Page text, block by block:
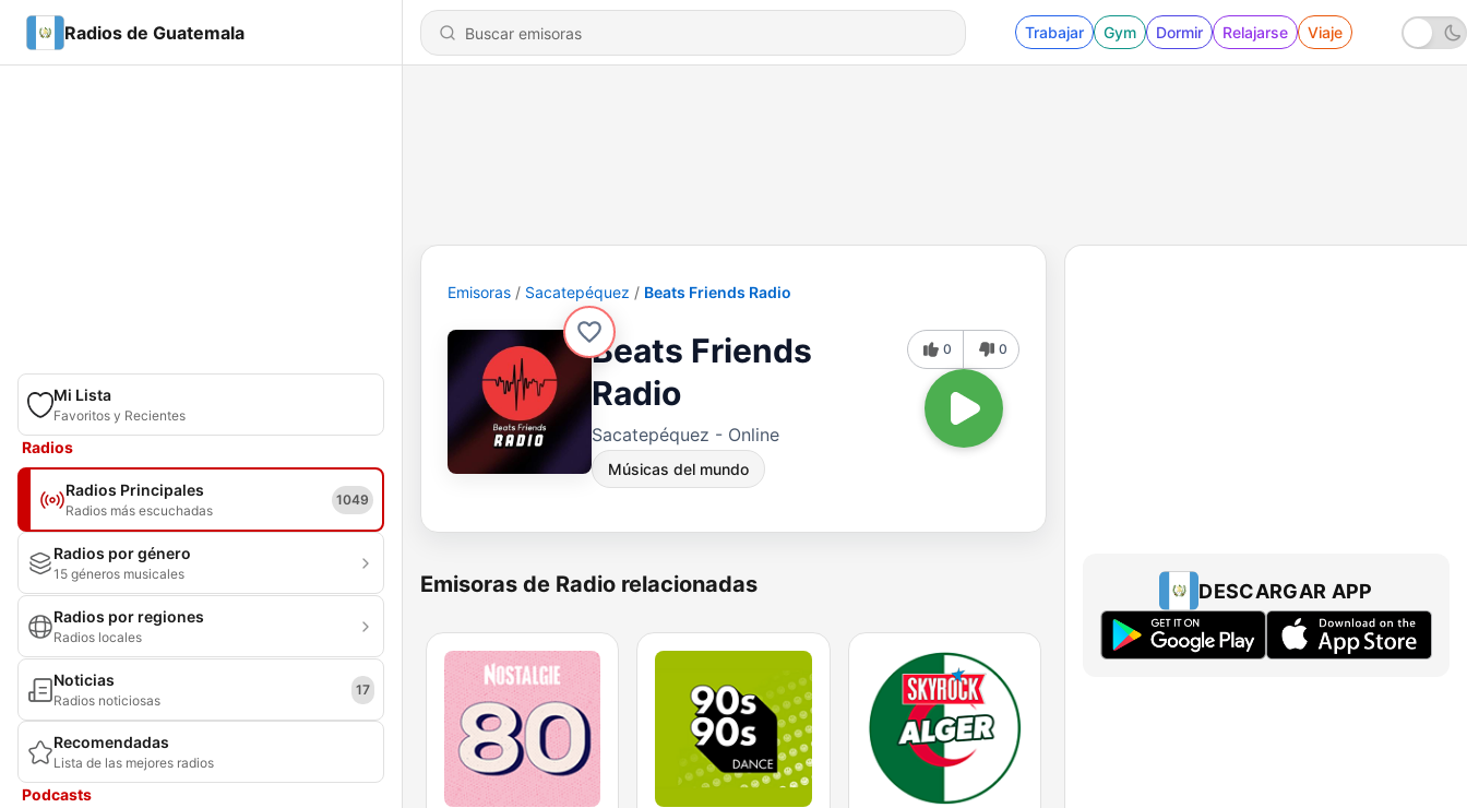
Radios de Guatemala Trabajar Gym Dormir Relajarse Viaje
Mi Lista
Favoritos y Recientes
Radios
Radios Principales
Radios más escuchadas
1049
Radios por género
15 géneros musicales
Radios por regiones
Radios locales
Noticias
Radios noticiosas
17
Recomendadas
Lista de las mejores radios
Podcasts
Emisoras Sacatepéquez Beats Friends Radio
Beats Friends
Radio
Sacatepéquez - Online
Músicas del mundo
0 0
Emisoras de Radio relacionadas DESCARGAR APP